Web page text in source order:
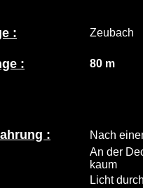
: Zeubach
: 80 m
:
Nach
An der
kaum
Licht